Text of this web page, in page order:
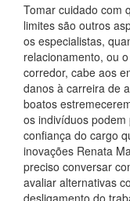
Tomar cuidado com
limites são outros
os especialistas,
relacionamento, ou
corredor, cabe aos
danos à carreira de
boatos
os indivíduos
confiança do cargo
inovações Renata
preciso conversar
avaliar alternativas
desligamento do